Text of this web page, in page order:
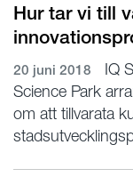
Hur tar vi till
20 juni 2018
IQ
Science Park
om att tillvarata